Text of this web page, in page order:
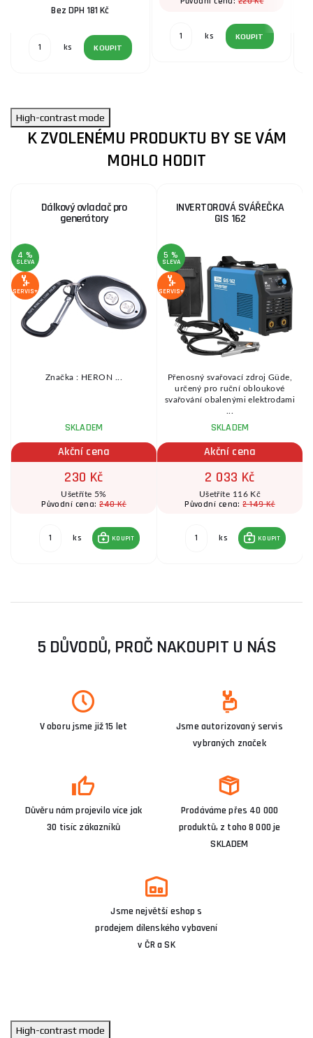
Bez DPH 181 Kč
ks KOUPIT
ks KOUPIT
High-contrast mode
K ZVOLENÉMU PRODUKTU BY SE VÁM
MOHLO HODIT
Dálkový ovladač pro
generátory
4 %
SLEVA
SERVIS+
Značka : HERON ...
SKLADEM
Akční cena
230 Kč
Ušetříte 5%
Původní cena:240 Kč
ks KOUPIT
INVERTOROVÁ SVÁŘEČKA
GIS 162
5 %
SLEVA
SERVIS+
Přenosný svařovací zdroj Güde,
určený pro ruční obloukové
svařování obalenými elektrodami
SKLADEM
Akční cena
2 033 Kč
Ušetříte 116 Kč
Původní cena:2 149 Kč
ks KOUPIT
5 DŮVODŮ, PROČ NAKOUPIT U NÁS
V oboru jsme již 15 let
Jsme autorizovaný servis
vybraných značek
Důvěru nám projevilo více jak
30 tisíc zákazníků
Prodáváme přes 40 000
produktů, z toho 8 000 je
SKLADEM
Jsme největší eshop s
prodejem dílenského vybavení
v ČR a SK
High-contrast mode